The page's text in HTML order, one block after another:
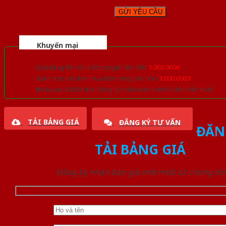
Khuyến mại
Quà tặng đồ nội thất trang trí lên đến 1.000.000đ
Giảm trực tiếp khi mua đơn hàng lớn hơn 3.000.000đ
Nhiều ưu đãi lớn khi đăng ký tài khoản thành viên thân thiết
TẢI BẢNG GIÁ ĐĂNG KÝ TƯ VẤN
TẢI BẢNG GIÁ
Đăng ký nhận báo giá mới nhất từ chúng tôi